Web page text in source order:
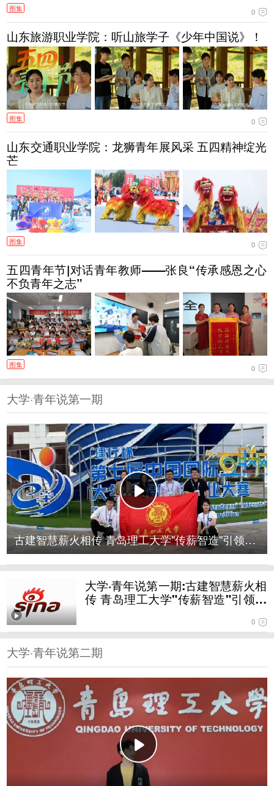
图集 0
山东旅游职业学院：听山旅学子《少年中国说》！
图集 0
山东交通职业学院：龙狮青年展风采 五四精神绽光
芒
图集 0
五四青年节|对话青年教师——张良“传承感恩之心
不负青年之志”
图集 0
大学·青年说第一期
大学·青年说第一期:古建智慧薪火相传 青岛理工大
学"传薪智造"引领装配式仿古建筑设计
古建智慧薪火相传 青岛理工大学"传薪智造"引领装配
大学·青年说第一期:古建智慧薪火相
传 青岛理工大学"传薪智造"引领装
0
大学·青年说第二期
大学·青年说第二期:博学、明理、力行、图强 青理工
学子摘下全国数模竞赛“最亮的星”